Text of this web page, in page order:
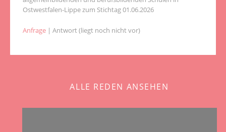
Ostwestfalen-Lippe zum Stichtag 01.06.2026
Anfrage | Antwort (liegt noch nicht vor)
ALLE REDEN ANSEHEN